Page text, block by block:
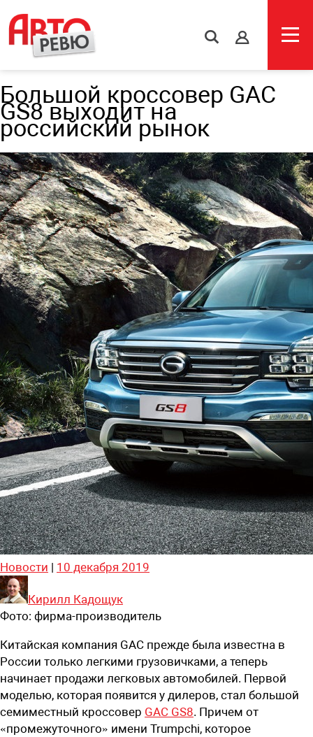
s
Большой кроссовер GAC
GS8 выходит на
российский рынок
Новости | 10 декабря 2019
Кирилл Кадощук
Фото: фирма-производитель
Китайская компания GAC прежде была известна в
России только легкими грузовичками, а теперь
начинает продажи легковых автомобилей. Первой
моделью, которая появится у дилеров, стал большой
семиместный кроссовер GAC GS8. Причем от
«промежуточного» имени Trumpchi, которое